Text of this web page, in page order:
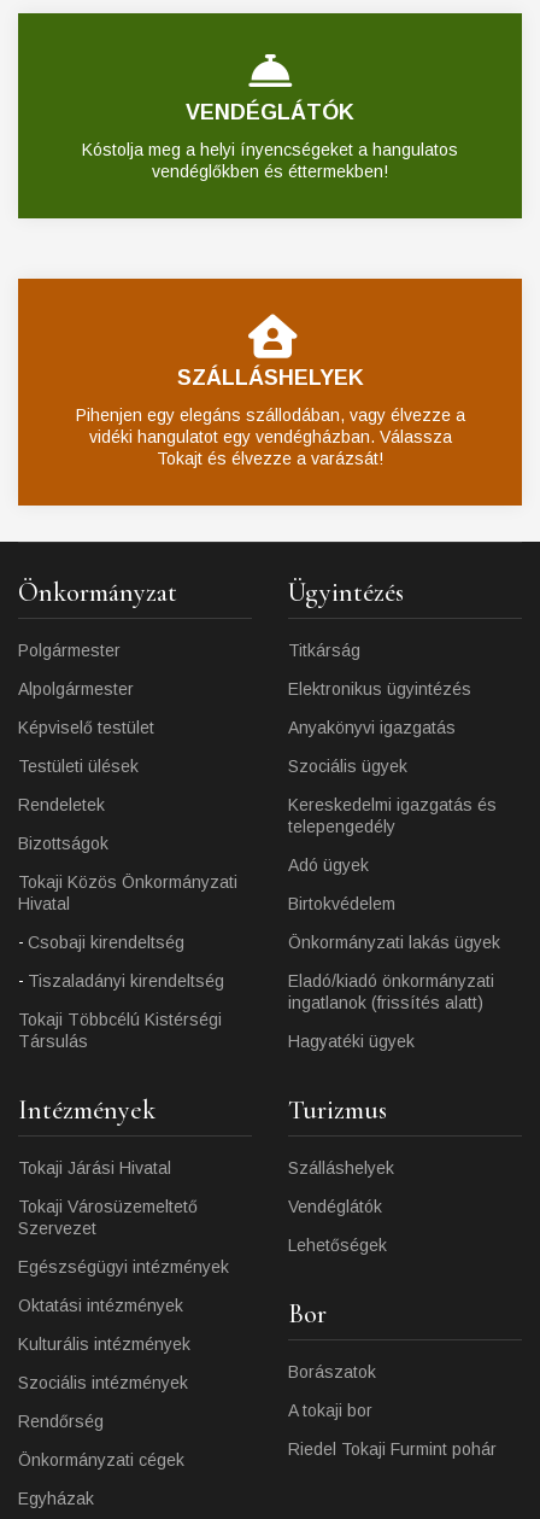
VENDÉGLÁTÓK
Kóstolja meg a helyi ínyencségeket a hangulatos
vendéglőkben és éttermekben!
SZÁLLÁSHELYEK
Pihenjen egy elegáns szállodában, vagy élvezze a
vidéki hangulatot egy vendégházban. Válassza
Tokajt és élvezze a varázsát!
Önkormányzat
Polgármester
Alpolgármester
Képviselő testület
Testületi ülések
Rendeletek
Bizottságok
Tokaji Közös Önkormányzati
Hivatal
Csobaji kirendeltség
Tiszaladányi kirendeltség
Tokaji Többcélú Kistérségi
Társulás
Ügyintézés
Titkárság
Elektronikus ügyintézés
Anyakönyvi igazgatás
Szociális ügyek
Kereskedelmi igazgatás és
telepengedély
Adó ügyek
Birtokvédelem
Önkormányzati lakás ügyek
Eladó/kiadó önkormányzati
ingatlanok (frissítés alatt)
Hagyatéki ügyek
Intézmények
Tokaji Járási Hivatal
Tokaji Városüzemeltető
Szervezet
Egészségügyi intézmények
Oktatási intézmények
Kulturális intézmények
Szociális intézmények
Rendőrség
Önkormányzati cégek
Egyházak
Turizmus
Szálláshelyek
Vendéglátók
Lehetőségek
Bor
Borászatok
A tokaji bor
Riedel Tokaji Furmint pohár